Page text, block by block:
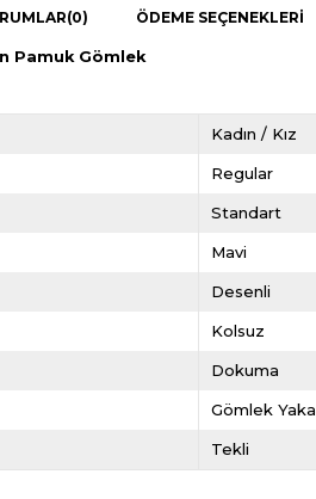
(0) ÖDEME SEÇENEKLERI
Pamuk Gömlek
Kadın / Kız
Regular
Standart
Mavi
Desenli
Kolsuz
Dokuma
Gömlek Yaka
Tekli